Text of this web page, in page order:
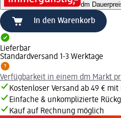
dm
In den Warenkorb
Lieferbar
Standardversand 1-3 Werktage
Verfügbarkeit in einem dm Markt
Kostenloser Versand ab 49 €
Einfache & unkomplizierte
Kauf auf Rechnung möglich